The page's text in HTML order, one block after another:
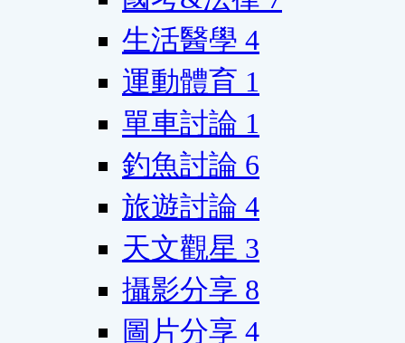
生活醫學 4
運動體育 1
單車討論 1
釣魚討論 6
旅遊討論 4
天文觀星 3
攝影分享 8
圖片分享 4